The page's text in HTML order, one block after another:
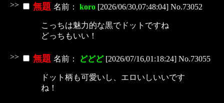
>> 無題 名前： koro [2026/06/30,07:48:04] No.73052
こっちは魅力的な黒でドットですね
どっちもいい！
>> 無題 名前： どどど [2026/07/16,01:18:24] No.73055
ドット柄も可愛いし、エロいしいいです
ね！